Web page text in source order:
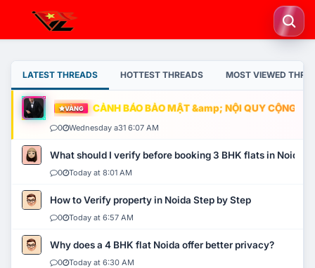
LATEST THREADS HOTTEST THREADS MOST VIEWED
VÀNG CẢNH BÁO BẢO MẬT &amp; NỘI QUY CỘNG
0 Wednesday a31 6:07 AM
What should I verify before booking 3 BHK flats in Noida?
0 Today at 8:01 AM
How to Verify property in Noida Step by Step
0 Today at 6:57 AM
Why does a 4 BHK flat Noida offer better privacy?
0 Today at 6:30 AM